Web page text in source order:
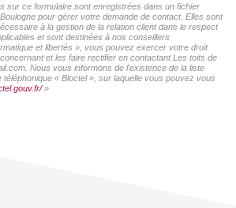
sur ce formulaire sont enregistrées dans un fichier
pour gérer votre demande de contact. Elles sont
à la gestion de la relation client dans le respect
et sont destinées à nos conseillers
et libertés », vous pouvez exercer votre droit
et les faire rectifier en contactant Les toits de
Nous vous informons de l'existence de la liste
téléphonique « Bloctel », sur laquelle vous pouvez vous
»